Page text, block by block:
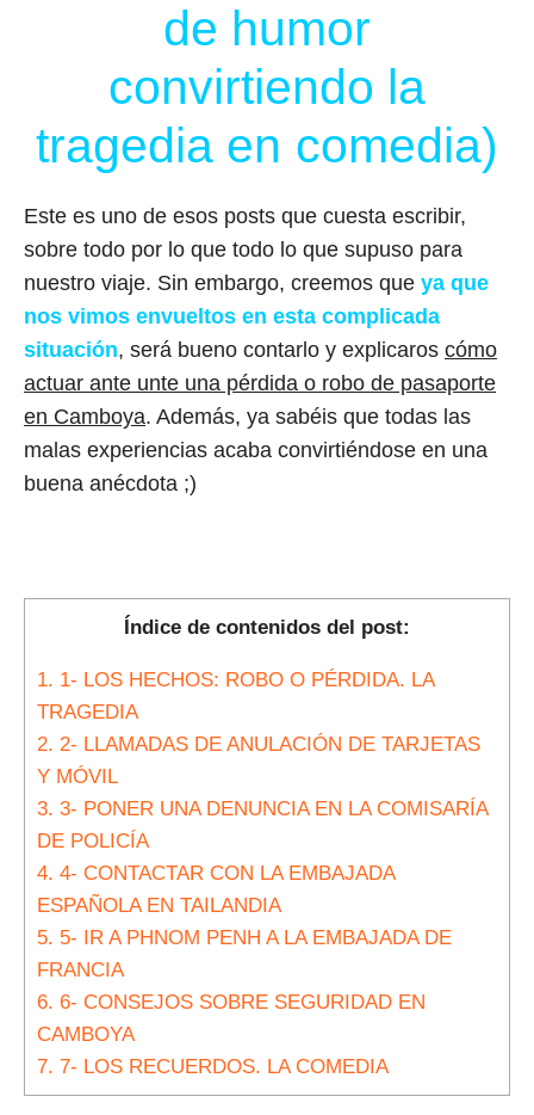
de humor
convirtiendo la
tragedia en comedia)
Este es uno de esos posts que cuesta escribir,
sobre todo por lo que todo lo que supuso para
nuestro viaje. Sin embargo, creemos que ya que
nos vimos envueltos en esta complicada
situación, será bueno contarlo y explicaros cómo
actuar ante unte una pérdida o robo de pasaporte
en Camboya. Además, ya sabéis que todas las
malas experiencias acaba convirtiéndose en una
buena anécdota ;)
Índice de contenidos del post:
1. 1- LOS HECHOS: ROBO O PÉRDIDA. LA
TRAGEDIA
2. 2- LLAMADAS DE ANULACIÓN DE TARJETAS
Y MÓVIL
3. 3- PONER UNA DENUNCIA EN LA COMISARÍA
DE POLICÍA
4. 4- CONTACTAR CON LA EMBAJADA
ESPAÑOLA EN TAILANDIA
5. 5- IR A PHNOM PENH A LA EMBAJADA DE
FRANCIA
6. 6- CONSEJOS SOBRE SEGURIDAD EN
CAMBOYA
7. 7- LOS RECUERDOS. LA COMEDIA